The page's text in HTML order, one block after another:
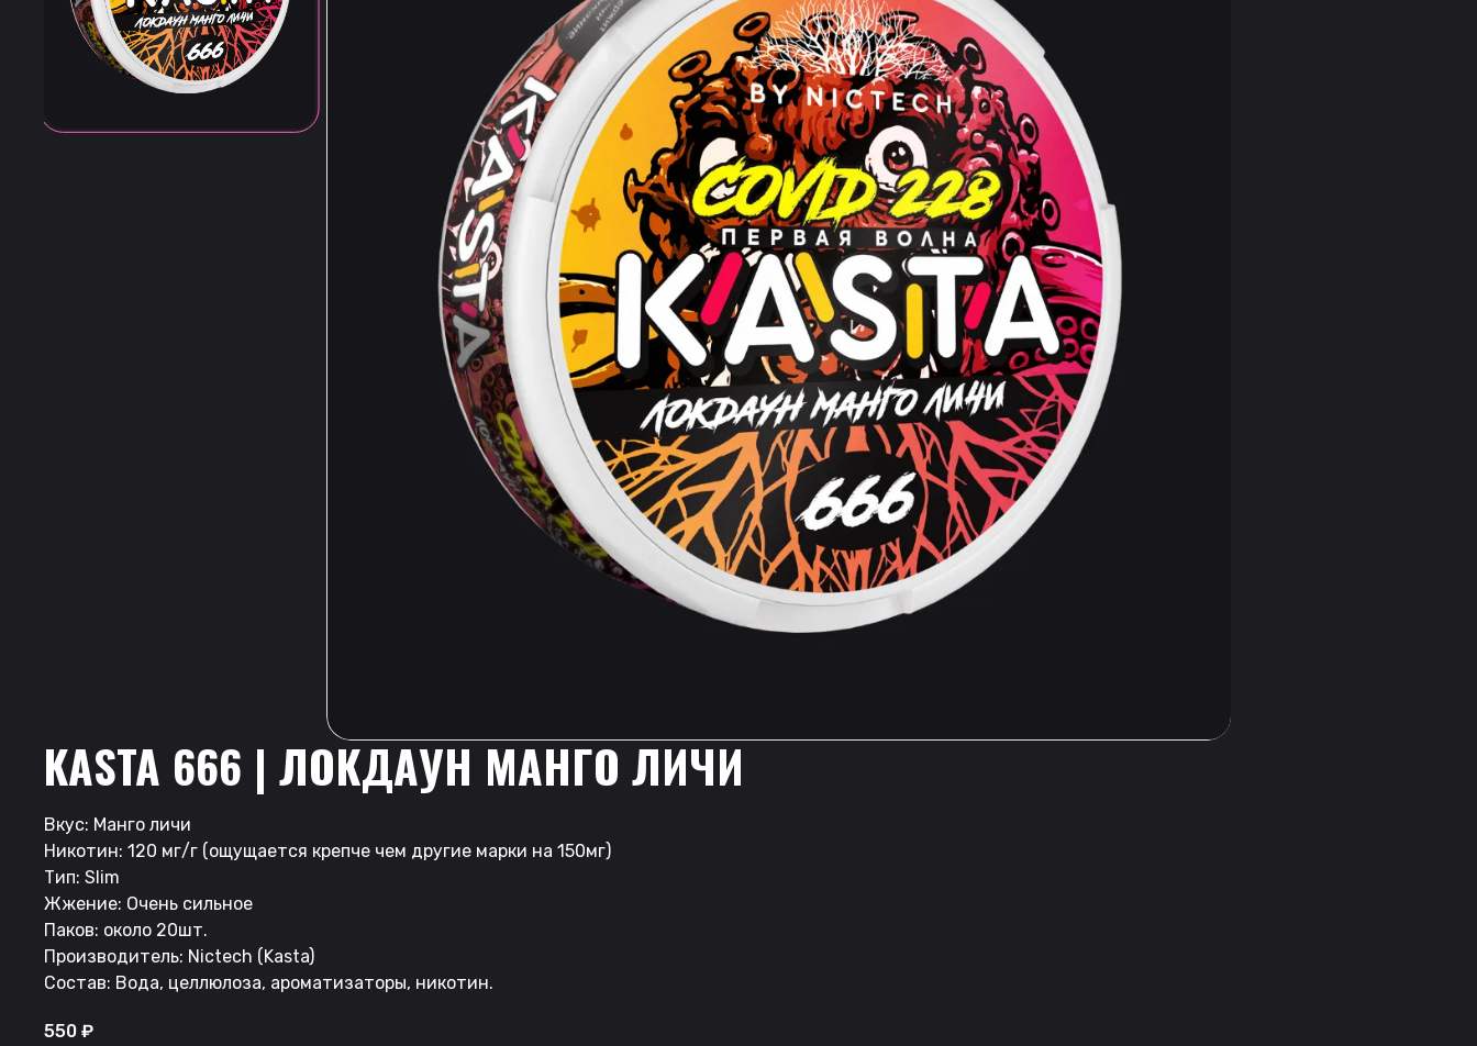
KASTA 666 | ЛОКДАУН МАНГО ЛИЧИ
Вкус: Манго личи
Никотин: 120 мг/г (ощущается крепче чем другие марки на 150мг)
Тип: Slim
Жжение: Очень сильное
Паков: около 20шт.
Производитель: Nictech (Kasta)
Состав: Вода, целлюлоза, ароматизаторы, никотин.
550 ₽